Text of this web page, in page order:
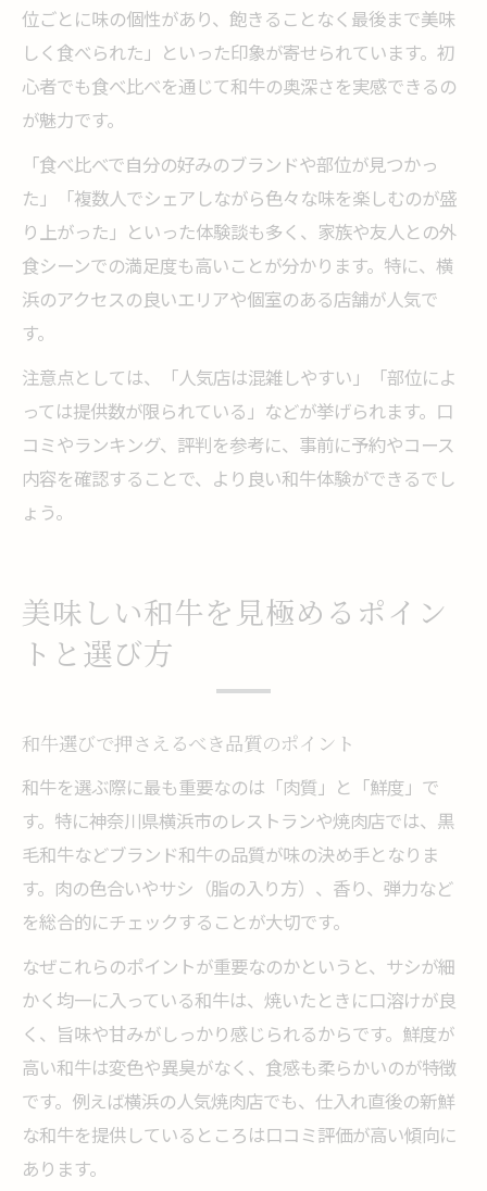
位ごとに味の個性があり、飽きることなく最後まで美味
しく食べられた」といった印象が寄せられています。初
心者でも食べ比べを通じて和牛の奥深さを実感できるの
が魅力です。
「食べ比べで自分の好みのブランドや部位が見つかっ
た」「複数人でシェアしながら色々な味を楽しむのが盛
り上がった」といった体験談も多く、家族や友人との外
食シーンでの満足度も高いことが分かります。特に、横
浜のアクセスの良いエリアや個室のある店舗が人気で
す。
注意点としては、「人気店は混雑しやすい」「部位によ
っては提供数が限られている」などが挙げられます。口
コミやランキング、評判を参考に、事前に予約やコース
内容を確認することで、より良い和牛体験ができるでし
ょう。
美味しい和牛を見極めるポイン
トと選び方
和牛選びで押さえるべき品質のポイント
和牛を選ぶ際に最も重要なのは「肉質」と「鮮度」で
す。特に神奈川県横浜市のレストランや焼肉店では、黒
毛和牛などブランド和牛の品質が味の決め手となりま
す。肉の色合いやサシ（脂の入り方）、香り、弾力など
を総合的にチェックすることが大切です。
なぜこれらのポイントが重要なのかというと、サシが細
かく均一に入っている和牛は、焼いたときに口溶けが良
く、旨味や甘みがしっかり感じられるからです。鮮度が
高い和牛は変色や異臭がなく、食感も柔らかいのが特徴
です。例えば横浜の人気焼肉店でも、仕入れ直後の新鮮
な和牛を提供しているところは口コミ評価が高い傾向に
あります。